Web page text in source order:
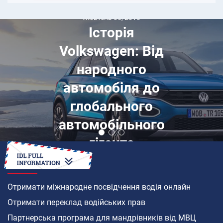
Жовтень 05, 2018
Історія
Volkswagen: Від
народного
автомобіля до
глобального
автомобільного
гіганта
ЯК
Отримати міжнародне посвідчення водія онлайн
Отримати переклад водійських прав
Партнерська програма для мандрівників від МВЦ